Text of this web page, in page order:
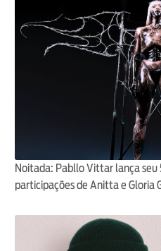
Noitada: Pabllo Vittar lança
participações de Anitta e Gloria